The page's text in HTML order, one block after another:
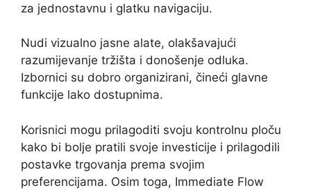
za jednostavnu i glatku navigaciju.
Nudi vizualno jasne alate, olakšavajući
razumijevanje tržišta i donošenje odluka.
Izbornici su dobro organizirani, čineći glavne
funkcije lako dostupnima.
Korisnici mogu prilagoditi svoju kontrolnu ploču
kako bi bolje pratili svoje investicije i prilagodili
postavke trgovanja prema svojim
preferencijama. Osim toga, Immediate Flow